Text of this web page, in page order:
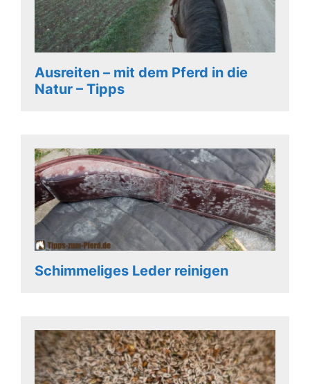
Ausreiten – mit dem Pferd in die
Natur – Tipps
Schimmeliges Leder reinigen